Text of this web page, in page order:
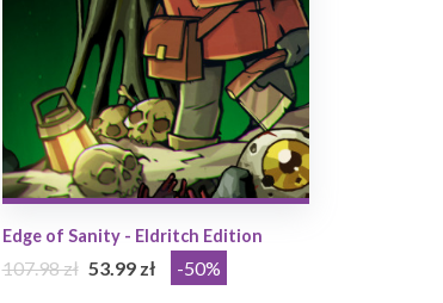
Edge of Sanity - Eldritch Edition
107.98 zł 53.99 zł -50%